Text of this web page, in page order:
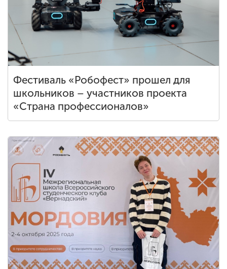
Фестиваль «Робофест» прошел для
школьников – участников проекта
«Страна профессионалов»